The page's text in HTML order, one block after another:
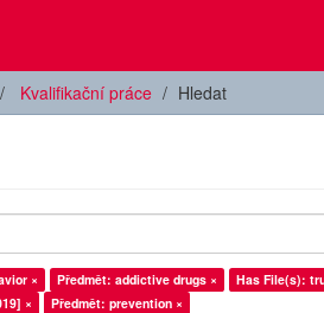
Kvalifikační práce Hledat
× Předmět: addictive drugs × Has File(s):
× Předmět: prevention ×